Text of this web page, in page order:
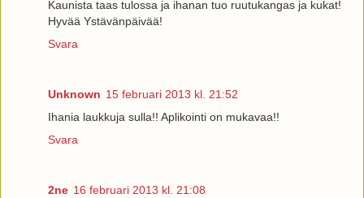
Kaunista taas tulossa ja ihanan tuo ruutukangas ja kukat!
Hyvää Ystävänpäivää!
Svara
Unknown 15 februari 2013 kl. 21:52
Ihania laukkuja sulla!! Aplikointi on mukavaa!!
Svara
2ne 16 februari 2013 kl. 21:08